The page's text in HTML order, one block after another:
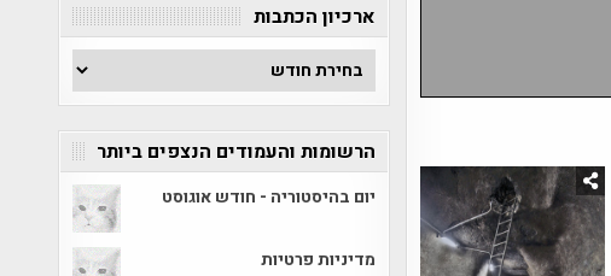
ארכיון הכתבות
ארכיון
הכתבות
הרשומות והעמודים הנצפים ביותר
יום בהיסטוריה - חודש אוגוסט
מדיניות פרטיות